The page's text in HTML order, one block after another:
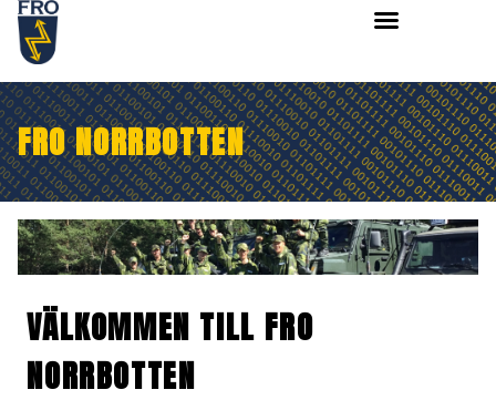
FRO NORRBOTTEN
VÄLKOMMEN TILL FRO
NORRBOTTEN